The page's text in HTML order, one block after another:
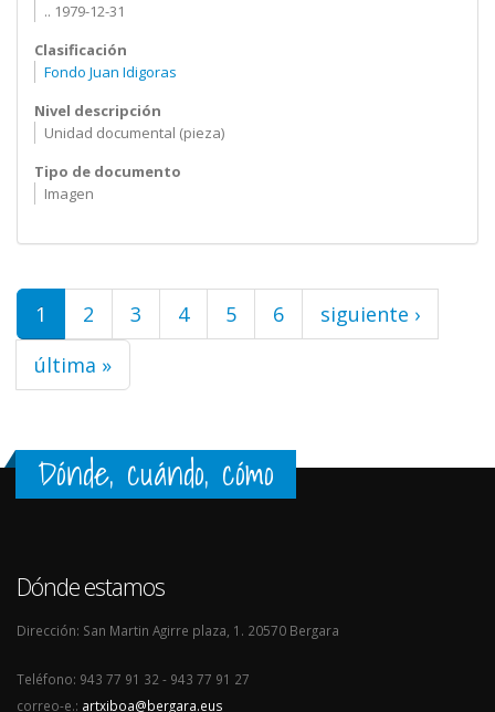
.. 1979-12-31
Clasificación
Fondo Juan Idigoras
Nivel descripción
Unidad documental (pieza)
Tipo de documento
Imagen
Páginas
1 2 3 4 5 6
siguiente ›
última »
Dónde, cuándo, cómo
Dónde estamos
Dirección: San Martin Agirre plaza, 1. 20570 Bergara
Teléfono: 943 77 91 32 - 943 77 91 27
correo-e.: artxiboa@bergara.eus